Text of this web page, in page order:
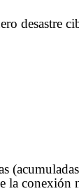
desastre
la